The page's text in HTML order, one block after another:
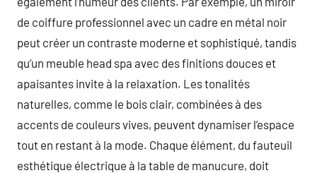
de coiffure professionnel avec un cadre en métal noir
peut créer un contraste moderne et sophistiqué, tandis
qu’un meuble head spa avec des finitions douces et
apaisantes invite à la relaxation. Les tonalités
naturelles, comme le bois clair, combinées à des
accents de couleurs vives, peuvent dynamiser l’espace
tout en restant à la mode. Chaque élément, du fauteuil
esthétique électrique à la table de manucure, doit